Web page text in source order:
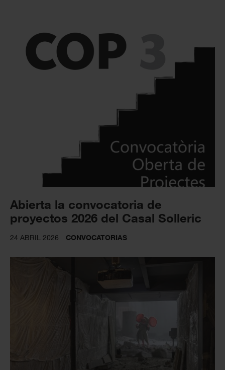
Abierta la convocatoria de
proyectos 2026 del Casal Solleric
24 ABRIL 2026 CONVOCATORIAS